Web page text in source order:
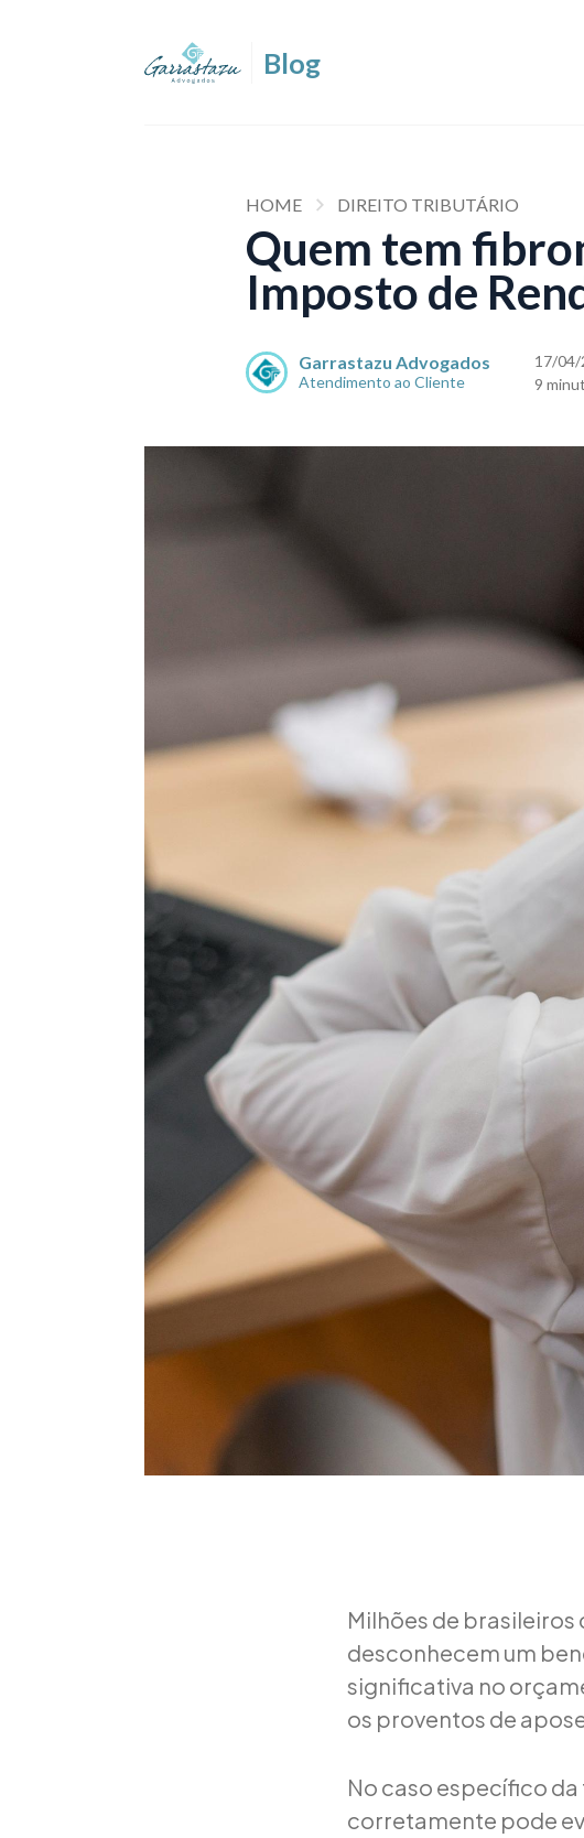
HOME DIREITO TRIBUTÁRIO
Quem tem
Imposto de
Garrastazu Advogados
Atendimento ao Cliente
17/04/
9
Milhões de
desconhecem um
significativa no
os proventos de
No caso específico
corretamente pode